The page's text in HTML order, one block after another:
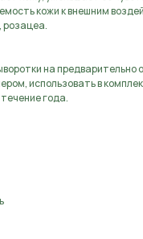
кожи к внешним
розацеа.
на предварительно
использовать в
года.